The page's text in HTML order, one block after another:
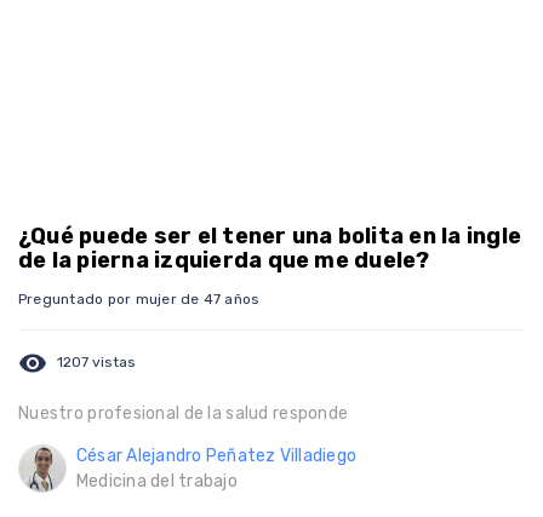
¿Qué puede ser el tener una bolita en la ingle
de la pierna izquierda que me duele?
Preguntado por mujer de 47 años
visibility 1207 vistas
Nuestro profesional de la salud responde
César Alejandro Peñatez Villadiego
Medicina del trabajo